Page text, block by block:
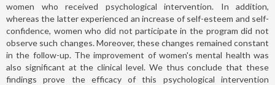
women who received psychological intervention. In addition,
whereas the latter experienced an increase of self-esteem and self-
confidence, women who did not participate in the program did not
observe such changes. Moreover, these changes remained constant
in the follow-up. The improvement of women's mental health was
also significant at the clinical level. We thus conclude that these
findings prove the efficacy of this psychological intervention